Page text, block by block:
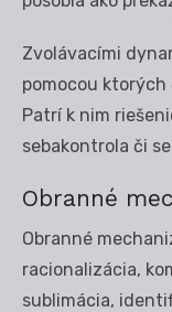
Zvolávacími
pomocou
Patrí k nim
sebakontrola či
Obranné
Obranné
racionalizácia,
sublimácia,